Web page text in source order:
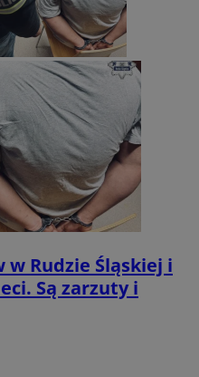
Rudzie Śląskiej i
Są zarzuty i